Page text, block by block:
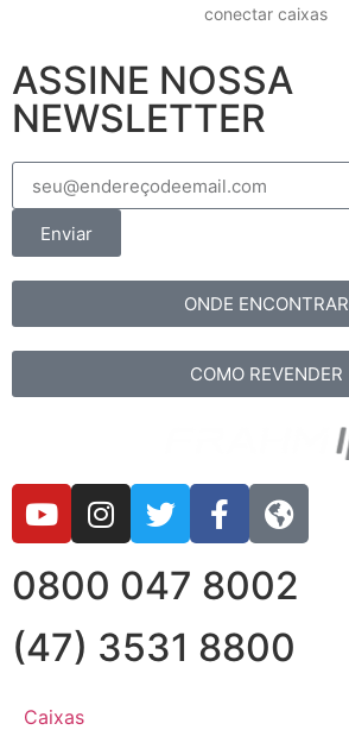
conectar caixas
ASSINE NOSSA
NEWSLETTER
Enviar
ONDE ENCONTRAR
COMO REVENDER
0800 047 8002
(47) 3531 8800
Caixas